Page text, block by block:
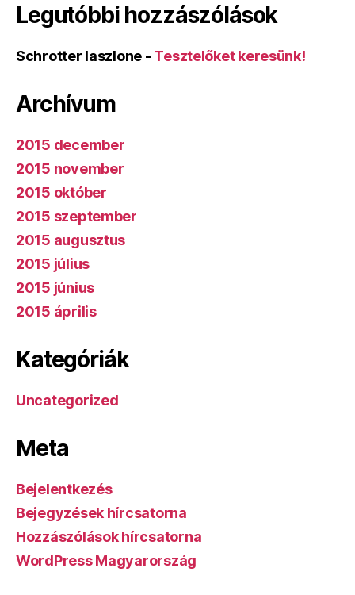
Legutóbbi hozzászólások
Schrotter laszlone - Tesztelőket keresünk!
Archívum
2015 december
2015 november
2015 október
2015 szeptember
2015 augusztus
2015 július
2015 június
2015 április
Kategóriák
Uncategorized
Meta
Bejelentkezés
Bejegyzések hírcsatorna
Hozzászólások hírcsatorna
WordPress Magyarország